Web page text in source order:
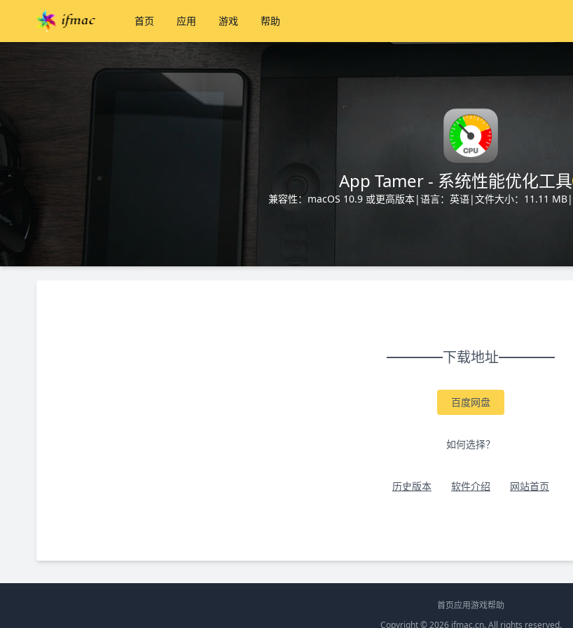
首页 应用 游戏 帮助
App Tamer - 系统性能优化工具
兼容性：macOS 10.9 或更高版本|语言：英语|文件大小：11.11 MB|
下载地址
百度网盘
如何选择？
历史版本 软件介绍 网站首页
首页应用游戏帮助
Copyright © 2026 ifmac.cn. All rights reserved.